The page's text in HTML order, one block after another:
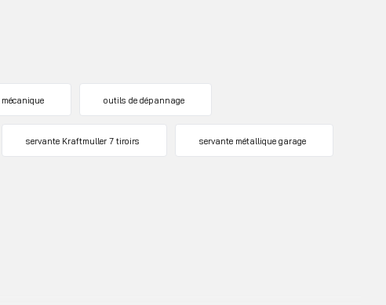
outils de dépannage
servante Kraftmuller 7 tiroirs servante métallique garage